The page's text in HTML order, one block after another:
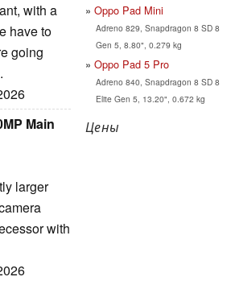
with a
have to
going
Main
larger
with
Oppo Pad Mini
Adreno 829, Snapdragon 8 SD 8
Gen 5, 8.80", 0.279 kg
Oppo Pad 5 Pro
Adreno 840, Snapdragon 8 SD 8
Elite Gen 5, 13.20", 0.672 kg
Цены